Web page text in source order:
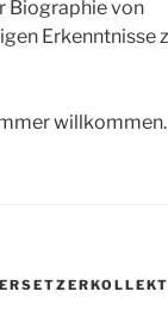
Biographie von
Erkenntnisse
willkommen.